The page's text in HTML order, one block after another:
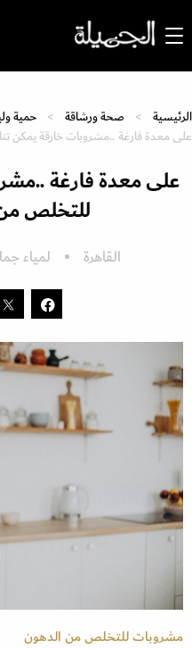
الرئيسية صحة ورشاقة
حمية
على معدة فارغة ..مشروبات خارقة يمكن
على معدة فارغة
للتخلص
القاهرة لمياء
مشروبات للتخلص من الدهون